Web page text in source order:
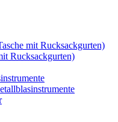
mit Rucksackgurten)
Rucksackgurten)